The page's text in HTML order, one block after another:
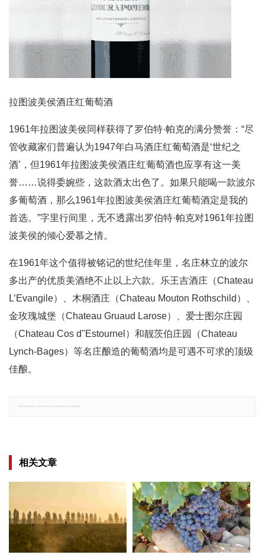
拉图波美侯酒庄红葡萄酒
1961年拉图波美侯同样获得了罗伯特·帕克的满分赞誉：“尽
管收藏家们普遍认为1947年白马酒庄红葡萄酒是‘世纪之
酒’，但1961年拉图波美侯酒庄红葡萄酒也应享有这一美
誉……说得委婉些，这款酒太出色了。如果只能喝一款波尔
多葡萄酒，那么1961年拉图波美侯酒庄红葡萄酒定是我的
首选。”字里行间里，无不透露出罗伯特·帕克对1961年拉图
波美侯的倾心爱慕之情。
在1961年这个值得被铭记的世纪佳年里，名庄林立的波尔
多出产的优质美酒绝不止以上六款。乐王吉酒庄（Chateau
L’Evangile）、木桐酒庄（Chateau Mouton Rothschild）、
金玫瑰城堡（Chateau Gruaud Larose）、爱士图尔庄园
（Chateau Cos d"Estournel）和靓茨伯庄园（Chateau
Lynch-Bages）等名庄酿造的葡萄酒均是可遇不可求的顶级
佳酿。
郑重声明：文章仅代表原作者观点，不代表本站立场；如有侵权、违规，可直接反馈本站，我们将会作修改或删除处理。
相关文章